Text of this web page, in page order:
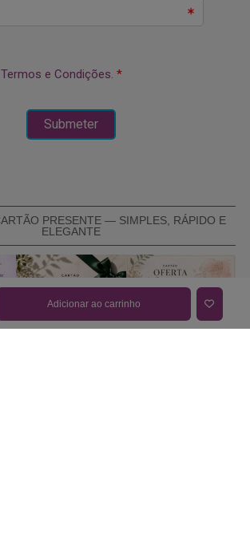
Adicionar ao carrinho
PRESENTE — SIMPLES, RÁPIDO E
ELEGANTE